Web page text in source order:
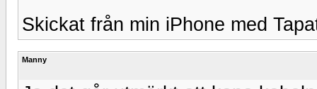
Skickat från min iPhone med
Manny